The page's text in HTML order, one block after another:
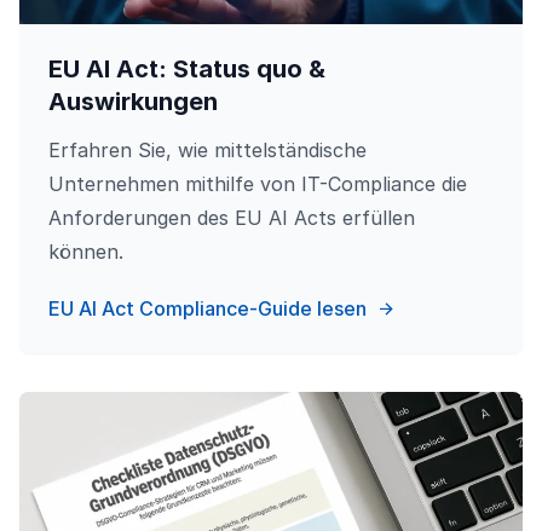
EU AI Act: Status quo &
Auswirkungen
Erfahren Sie, wie mittelständische
Unternehmen mithilfe von IT-Compliance die
Anforderungen des EU AI Acts erfüllen
können.
EU AI Act Compliance-Guide lesen